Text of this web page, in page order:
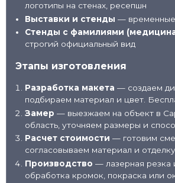
логотипы на стенах, ресепшн
Выставки и стенды — временные
Стенды с фамилиями
строгий официальный вид
Этапы изготовления
Разработка макета — создаем
подбираем материал и цвет.
Замер — выезжаем на объект в
область, уточняем размеры и
Расчет стоимости — готовим
согласовываем материал и
Производство — лазерная резка
обработка кромок, покраска или